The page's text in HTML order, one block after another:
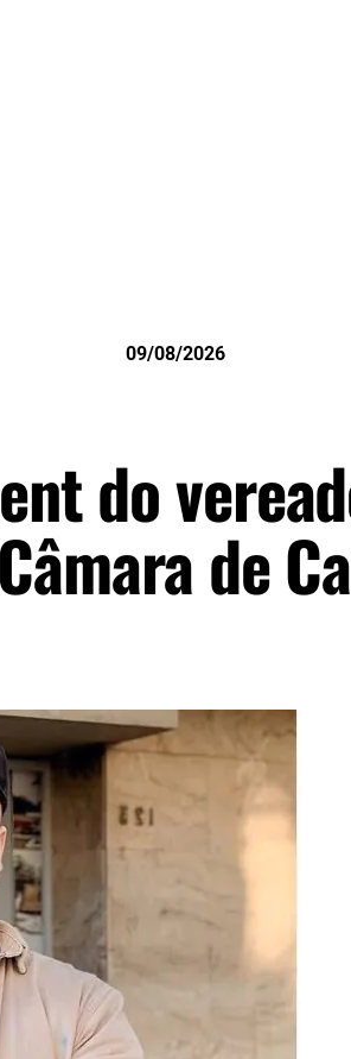
09/08/2026
do
de